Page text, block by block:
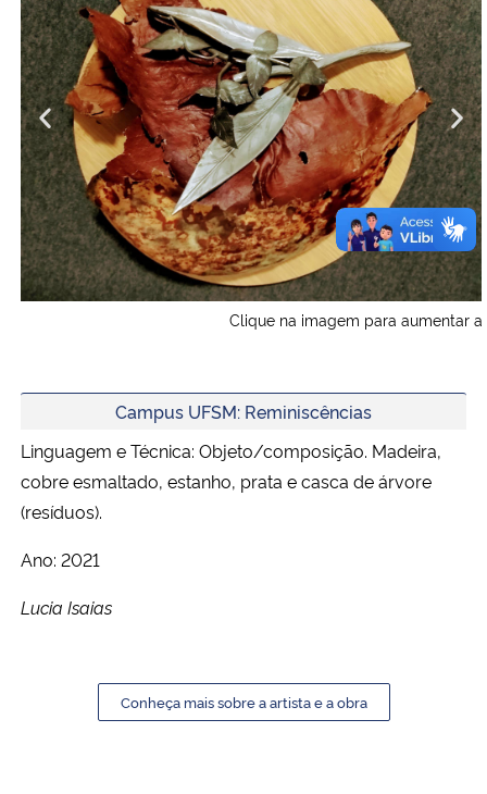
Clique na imagem para aumentar
Campus UFSM: Reminiscências
Linguagem e Técnica: Objeto/composição. Madeira,
cobre esmaltado, estanho, prata e casca de árvore
(resíduos).
Ano: 2021
Lucia Isaias
Conheça mais sobre a artista e a obra